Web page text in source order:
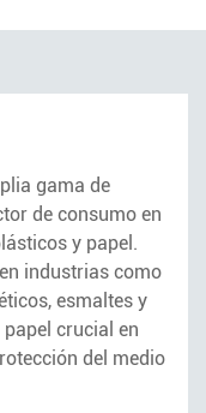
gama de
de consumo en
y papel.
industrias como
esmaltes y
crucial en
del medio